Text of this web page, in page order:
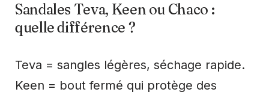
Sandales Teva, Keen ou Chaco :
quelle différence ?
Teva = sangles légères, séchage rapide.
Keen = bout fermé qui protège des